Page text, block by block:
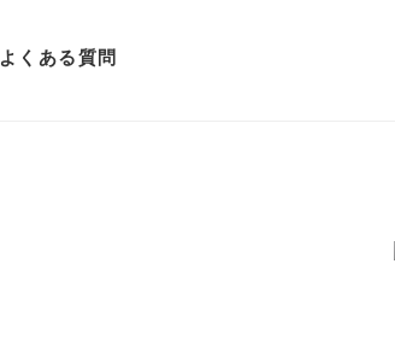
よくある質問